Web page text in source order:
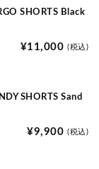
SHORTS Black
¥11,000 (税込)
SHORTS Sand
¥9,900 (税込)